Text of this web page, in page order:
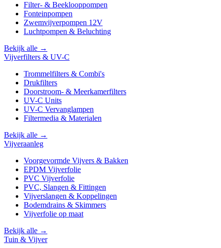
Filter- & Beeklooppompen
Fonteinpompen
Zwemvijverpompen 12V
Luchtpompen & Beluchting
Bekijk alle →
Vijverfilters & UV-C
Trommelfilters & Combi's
Drukfilters
Doorstroom- & Meerkamerfilters
UV-C Units
UV-C Vervanglampen
Filtermedia & Materialen
Bekijk alle →
Vijveraanleg
Voorgevormde Vijvers & Bakken
EPDM Vijverfolie
PVC Vijverfolie
PVC, Slangen & Fittingen
Vijverslangen & Koppelingen
Bodemdrains & Skimmers
Vijverfolie op maat
Bekijk alle →
Tuin & Vijver